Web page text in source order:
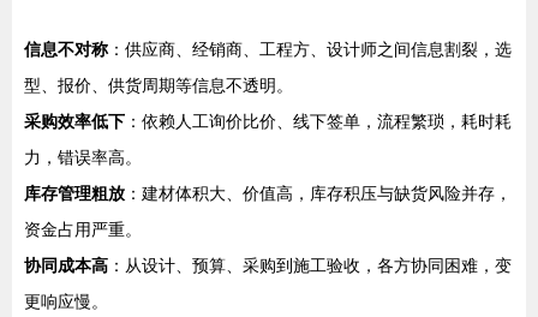
信息不对称 ：供应商、经销商、工程方、设计师之间信息割裂，选
型、报价、供货周期等信息不透明。
采购效率低下 ：依赖人工询价比价、线下签单，流程繁琐，耗时耗
力，错误率高。
库存管理粗放 ：建材体积大、价值高，库存积压与缺货风险并存，
资金占用严重。
协同成本高 ：从设计、预算、采购到施工验收，各方协同困难，变
更响应慢。